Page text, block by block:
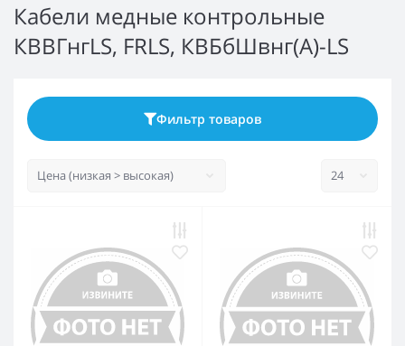
Кабели медные контрольные
КВВГнгLS, FRLS, КВБбШвнг(A)-LS
Фильтр товаров